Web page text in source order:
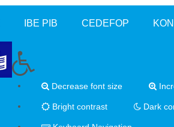
IBE PIB CEDEFOP
Decrease font size
Bright contrast Dark